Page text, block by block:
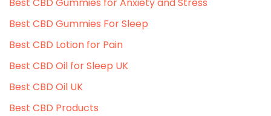
Best CBD Gummies for Anxiety and Stress
Best CBD Gummies For Sleep
Best CBD Lotion for Pain
Best CBD Oil for Sleep UK
Best CBD Oil UK
Best CBD Products